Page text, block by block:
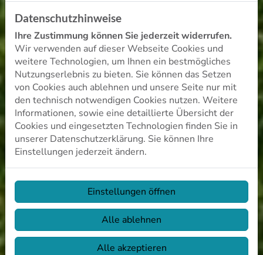
Datenschutzhinweise
Ihre Zustimmung können Sie jederzeit widerrufen.
Wir verwenden auf dieser Webseite Cookies und
weitere Technologien, um Ihnen ein bestmögliches
Nutzungserlebnis zu bieten. Sie können das Setzen
von Cookies auch ablehnen und unsere Seite nur mit
den technisch notwendigen Cookies nutzen. Weitere
Informationen, sowie eine detaillierte Übersicht der
Cookies und eingesetzten Technologien finden Sie in
unserer Datenschutzerklärung. Sie können Ihre
Einstellungen jederzeit ändern.
Einstellungen öffnen
Alle ablehnen
Alle akzeptieren